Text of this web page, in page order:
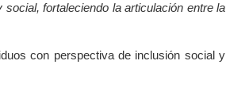
fortaleciendo la articulación entre la
con perspectiva de inclusión social y